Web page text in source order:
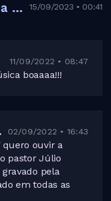
Nathan Augusto Lima dos Santos 15/09/2023 • 00:41
11/09/2022 • 08:47
boaaaa!!!
02/09/2022 • 16:43
quero ouvir a
pastor Júlio
gravado pela
em todas as